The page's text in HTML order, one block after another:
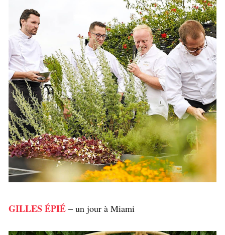
GILLES ÉPIÉ – un jour à Miami